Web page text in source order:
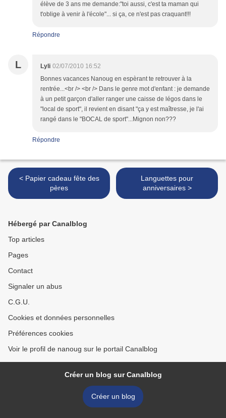
élève de 3 ans me demande:"toi aussi, c'est ta maman qui
t'oblige à venir à l'école"... si ça, ce n'est pas craquant!!!
Répondre
L Lyli 02/07/2010 16:52
Bonnes vacances Nanoug en espèrant te retrouver à la
rentrée...<br /> <br /> Dans le genre mot d'enfant : je demande
à un petit garçon d'aller ranger une caisse de légos dans le
"local de sport", il revient en disant "ça y est maîtresse, je l'ai
rangé dans le "BOCAL de sport"...Mignon non???
Répondre
< Papier cadeau fête des
pères
Languettes pour
anniversaires >
Hébergé par Canalblog
Top articles
Pages
Contact
Signaler un abus
C.G.U.
Cookies et données personnelles
Préférences cookies
Voir le profil de nanoug sur le portail Canalblog
Créer un blog sur Canalblog
Créer un blog